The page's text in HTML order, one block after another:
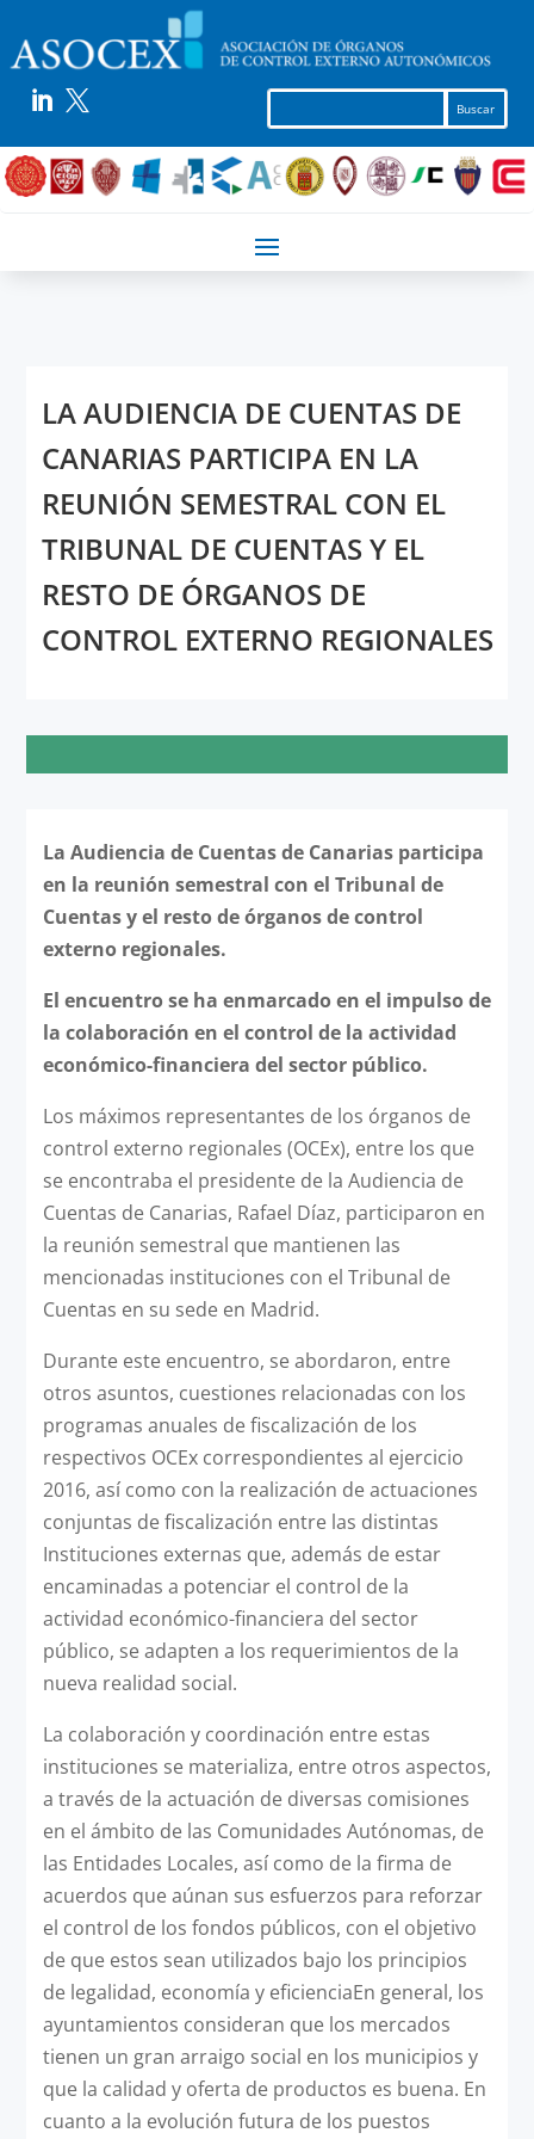
 
LA AUDIENCIA DE CUENTAS DE
CANARIAS PARTICIPA EN LA
REUNIÓN SEMESTRAL CON EL
TRIBUNAL DE CUENTAS Y EL
RESTO DE ÓRGANOS DE
CONTROL EXTERNO REGIONALES
La Audiencia de Cuentas de Canarias participa
en la reunión semestral con el Tribunal de
Cuentas y el resto de órganos de control
externo regionales.
El encuentro se ha enmarcado en el impulso de
la colaboración en el control de la actividad
económico-financiera del sector público.
Los máximos representantes de los órganos de
control externo regionales (OCEx), entre los que
se encontraba el presidente de la Audiencia de
Cuentas de Canarias, Rafael Díaz, participaron en
la reunión semestral que mantienen las
mencionadas instituciones con el Tribunal de
Cuentas en su sede en Madrid.
Durante este encuentro, se abordaron, entre
otros asuntos, cuestiones relacionadas con los
programas anuales de fiscalización de los
respectivos OCEx correspondientes al ejercicio
2016, así como con la realización de actuaciones
conjuntas de fiscalización entre las distintas
Instituciones externas que, además de estar
encaminadas a potenciar el control de la
actividad económico-financiera del sector
público, se adapten a los requerimientos de la
nueva realidad social.
La colaboración y coordinación entre estas
instituciones se materializa, entre otros aspectos,
a través de la actuación de diversas comisiones
en el ámbito de las Comunidades Autónomas, de
las Entidades Locales, así como de la firma de
acuerdos que aúnan sus esfuerzos para reforzar
el control de los fondos públicos, con el objetivo
de que estos sean utilizados bajo los principios
de legalidad, economía y eficienciaEn general, los
ayuntamientos consideran que los mercados
tienen un gran arraigo social en los municipios y
que la calidad y oferta de productos es buena. En
cuanto a la evolución futura de los puestos